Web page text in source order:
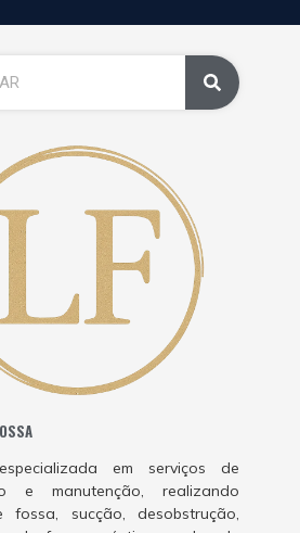
em serviços de
e manutenção, realizando
fossa, sucção, desobstrução,